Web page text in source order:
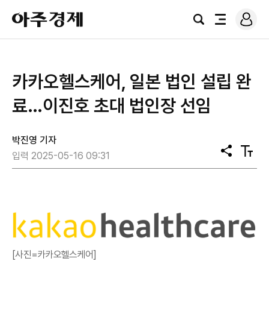
아
주
경
검
전
로
그
카카오헬스케어, 일본 법인 설립 완
료…이진호 초대 법인장 선임
박진영 기자
입력 2025-05-16 09:31
공
유
텍
스
[사진=카카오헬스케어]